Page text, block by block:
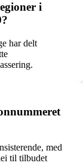
i
har delt
med
til tilbudet